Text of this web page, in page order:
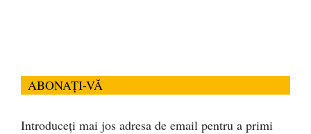
ABONAȚI-VĂ
Introduceți mai jos adresa de email pentru a primi